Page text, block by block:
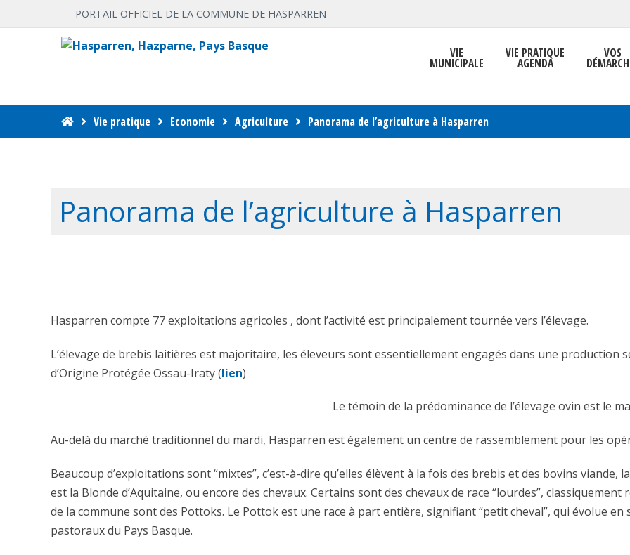
PORTAIL OFFICIEL DE LA COMMUNE DE HASPARREN
VIE
MUNICIPALE
VIE PRATIQUE
AGENDA
VOS
Vie pratique Economie Agriculture Panorama de l’agriculture à Hasparren
Panorama de l’agriculture à Hasparren
Hasparren compte 77 exploitations agricoles , dont l’activité est principalement tournée vers l’élevage.
L’élevage de brebis laitières est majoritaire, les éleveurs sont essentiellement engagés dans une production
d’Origine Protégée Ossau-Iraty (lien)
Le témoin de la prédominance de l’élevage ovin est le
Au-delà du marché traditionnel du mardi, Hasparren est également un centre de rassemblement pour les
Beaucoup d’exploitations sont “mixtes”, c’est-à-dire qu’elles élèvent à la fois des brebis et des bovins
est la Blonde d’Aquitaine, ou encore des chevaux. Certains sont des chevaux de race “lourdes”,
de la commune sont des Pottoks. Le Pottok est une race à part entière, signifiant “petit cheval”, qui évolue
pastoraux du Pays Basque.